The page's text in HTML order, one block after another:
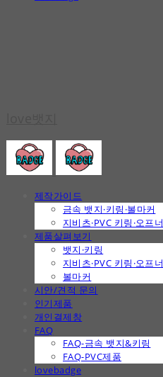
제작가이드
금속 뱃지·키링·볼마커
지비츠·PVC 키링·오프너
제품살펴보기
뱃지·키링
지비츠·PVC 키링·오프너
볼마커
시안/견적 문의
인기제품
개인결제창
FAQ
FAQ-금속 뱃지&키링
FAQ-PVC제품
lovebadge